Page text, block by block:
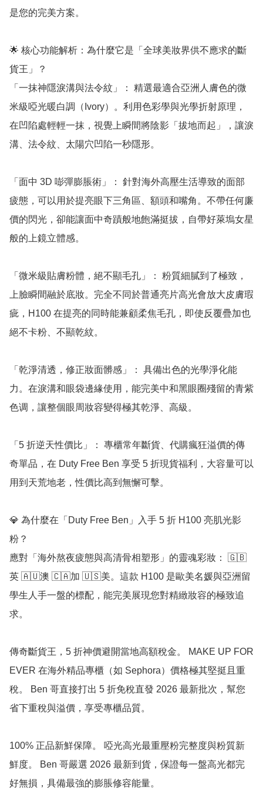
是您的完美方案。
🌟 核心功能解析：為什麼它是「全球美妝界供不應求的斷
貨王」？
「一抹神隱淚溝與法令紋」： 精選最適合亞洲人膚色的微
米級啞光暖白調（Ivory）。利用色彩學與光學折射原理，
在凹陷處輕輕一抹，視覺上瞬間將陰影「拔地而起」，讓淚
溝、法令紋、太陽穴凹陷一秒隱形。
「面中 3D 嘭彈膨脹術」： 針對海外高壓生活導致的面部
疲態，可以用於提亮眼下三角區、額頭和嘴角。不帶任何廉
價的閃光，卻能讓面中奇蹟般地飽滿挺拔，自帶好萊塢女星
般的上鏡立體感。
「微米級貼膚粉體，絕不顯毛孔」： 粉質細膩到了極致，
上臉瞬間融於底妝。完全不同於普通亮片高光會放大皮膚瑕
疵，H100 在提亮的同時能兼顧柔焦毛孔，即使反覆疊加也
絕不卡粉、不顯乾紋。
「乾淨清透，修正妝面髒感」： 具備出色的光學淨化能
力。在淚溝和眼袋邊緣使用，能完美中和黑眼圈殘留的青紫
色调，讓整個眼周妝容變得極其乾淨、高級。
「5 折逆天性價比」： 專櫃常年斷貨、代購瘋狂溢價的傳
奇單品，在 Duty Free Ben 享受 5 折現貨福利，大容量可以
用到天荒地老，性價比高到無懈可擊。
💎 為什麼在「Duty Free Ben」入手 5 折 H100 亮肌光影
粉？
應對「海外熬夜疲態與高清骨相塑形」的靈魂彩妝： 🇬🇧
英 🇦🇺澳 🇨🇦加 🇺🇸美。這款 H100 是歐美名媛與亞洲留
學生人手一盤的標配，能完美展現您對精緻妝容的極致追
求。
傳奇斷貨王，5 折神價避開當地高額稅金。 MAKE UP FOR
EVER 在海外精品專櫃（如 Sephora）價格極其堅挺且重
稅。 Ben 哥直接打出 5 折免稅直發 2026 最新批次，幫您
省下重稅與溢價，享受專櫃品質。
100% 正品新鮮保障。 啞光高光最重壓粉完整度與粉質新
鮮度。 Ben 哥嚴選 2026 最新到貨，保證每一盤高光都完
好無損，具備最強的膨脹修容能量。